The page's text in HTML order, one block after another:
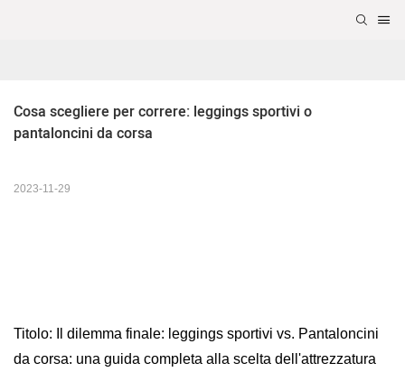
Cosa scegliere per correre: leggings sportivi o
pantaloncini da corsa
2023-11-29
Titolo: Il dilemma finale: leggings sportivi vs. Pantaloncini
da corsa: una guida completa alla scelta dell'attrezzatura